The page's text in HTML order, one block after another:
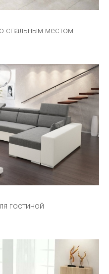
спальным местом
гостиной